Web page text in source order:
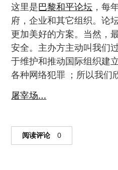
这里是巴黎和平论坛 ，每
府，企业和其它组织。论
更加美好的方案。当然，
安全。主办方主动叫我们
于维护和推动国际组织建
各种网络犯罪 ；所以我们
屠宰场…
阅读评论 0